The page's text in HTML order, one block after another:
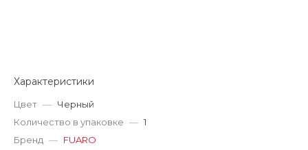
Характеристики
Цвет — Черный
Количество в упаковке — 1
Бренд — FUARO